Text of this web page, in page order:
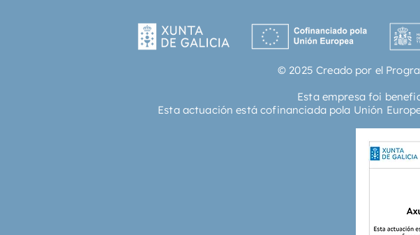
© 2025 Creado por el
Esta empresa foi
Esta actuación está cofinanciada pola Unión